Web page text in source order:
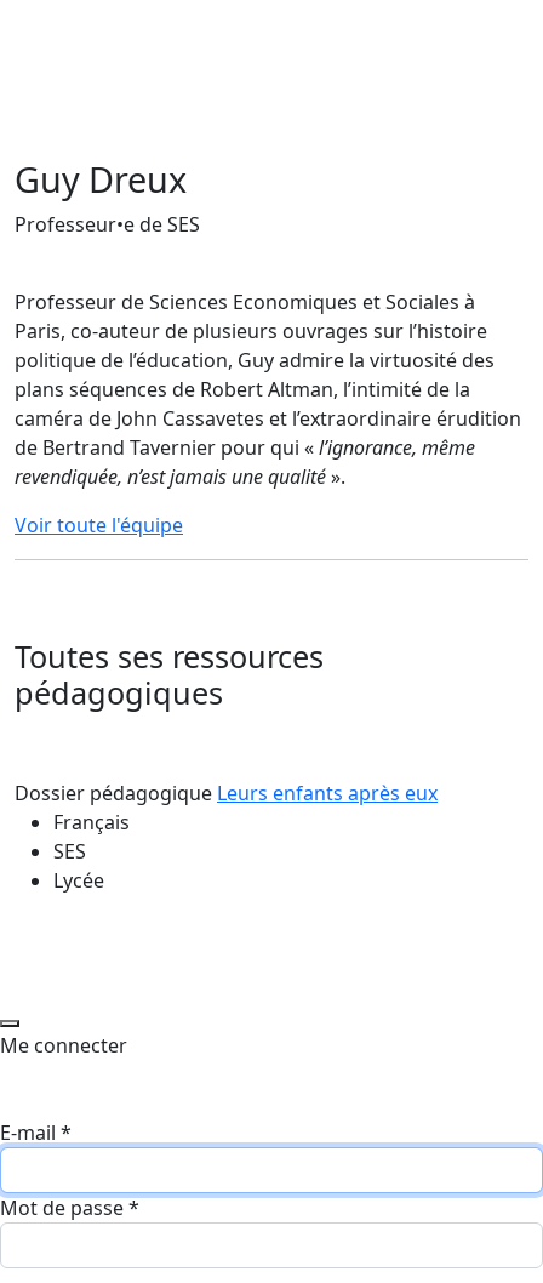
Guy Dreux
Professeur•e de SES
Professeur de Sciences Economiques et Sociales à
Paris, co-auteur de plusieurs ouvrages sur l’histoire
politique de l’éducation, Guy admire la virtuosité des
plans séquences de Robert Altman, l’intimité de la
caméra de John Cassavetes et l’extraordinaire érudition
de Bertrand Tavernier pour qui «l’ignorance, même
revendiquée, n’est jamais une qualité».
Voir toute l'équipe
Toutes ses ressources
pédagogiques
Dossier pédagogique Leurs enfants après eux
Français
SES
Lycée
Me connecter
E-mail *
Mot de passe*